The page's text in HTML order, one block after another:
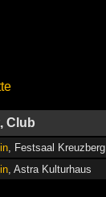
Club
, Festsaal Kreuzberg
, Astra Kulturhaus